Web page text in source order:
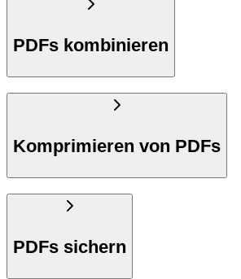
PDFs kombinieren
Komprimieren von PDFs
PDFs sichern